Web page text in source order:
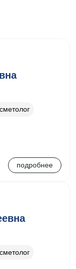
подробнее